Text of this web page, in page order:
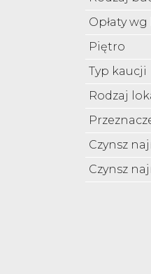
Opłaty
Piętro
Typ kaucji
Rodzaj
Czynsz
Czynsz